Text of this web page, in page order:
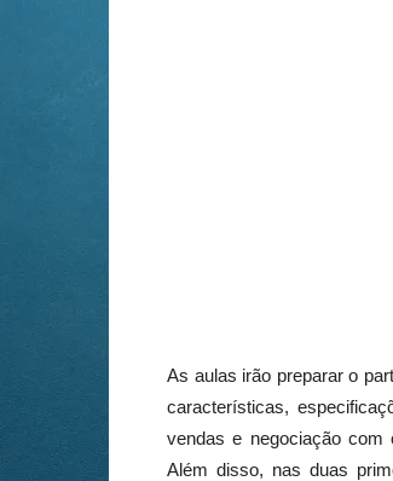
As aulas irão preparar o
características,
vendas e negociação com
Além disso, nas duas